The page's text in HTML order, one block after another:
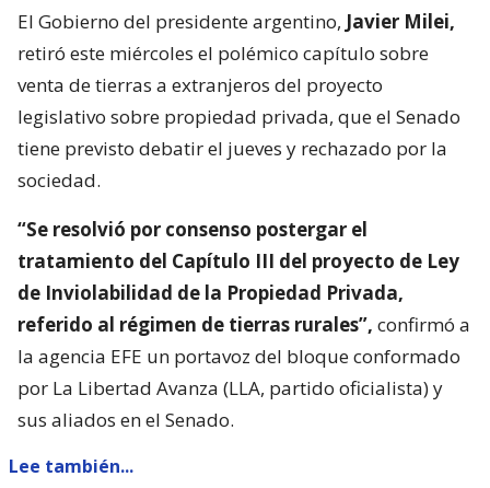
El Gobierno del presidente argentino, Javier Milei,
retiró este miércoles el polémico capítulo sobre
venta de tierras a extranjeros del proyecto
legislativo sobre propiedad privada, que el Senado
tiene previsto debatir el jueves y rechazado por la
sociedad.
“Se resolvió por consenso postergar el
tratamiento del Capítulo III del proyecto de Ley
de Inviolabilidad de la Propiedad Privada,
referido al régimen de tierras rurales”, confirmó a
la agencia EFE un portavoz del bloque conformado
por La Libertad Avanza (LLA, partido oficialista) y
sus aliados en el Senado.
Lee también...